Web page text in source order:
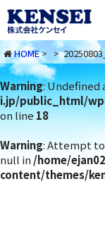
HOME> >
Warning: Undefined
i.jp/public_html/
on line18
Warning: Attempt
null in /home/
content/themes/